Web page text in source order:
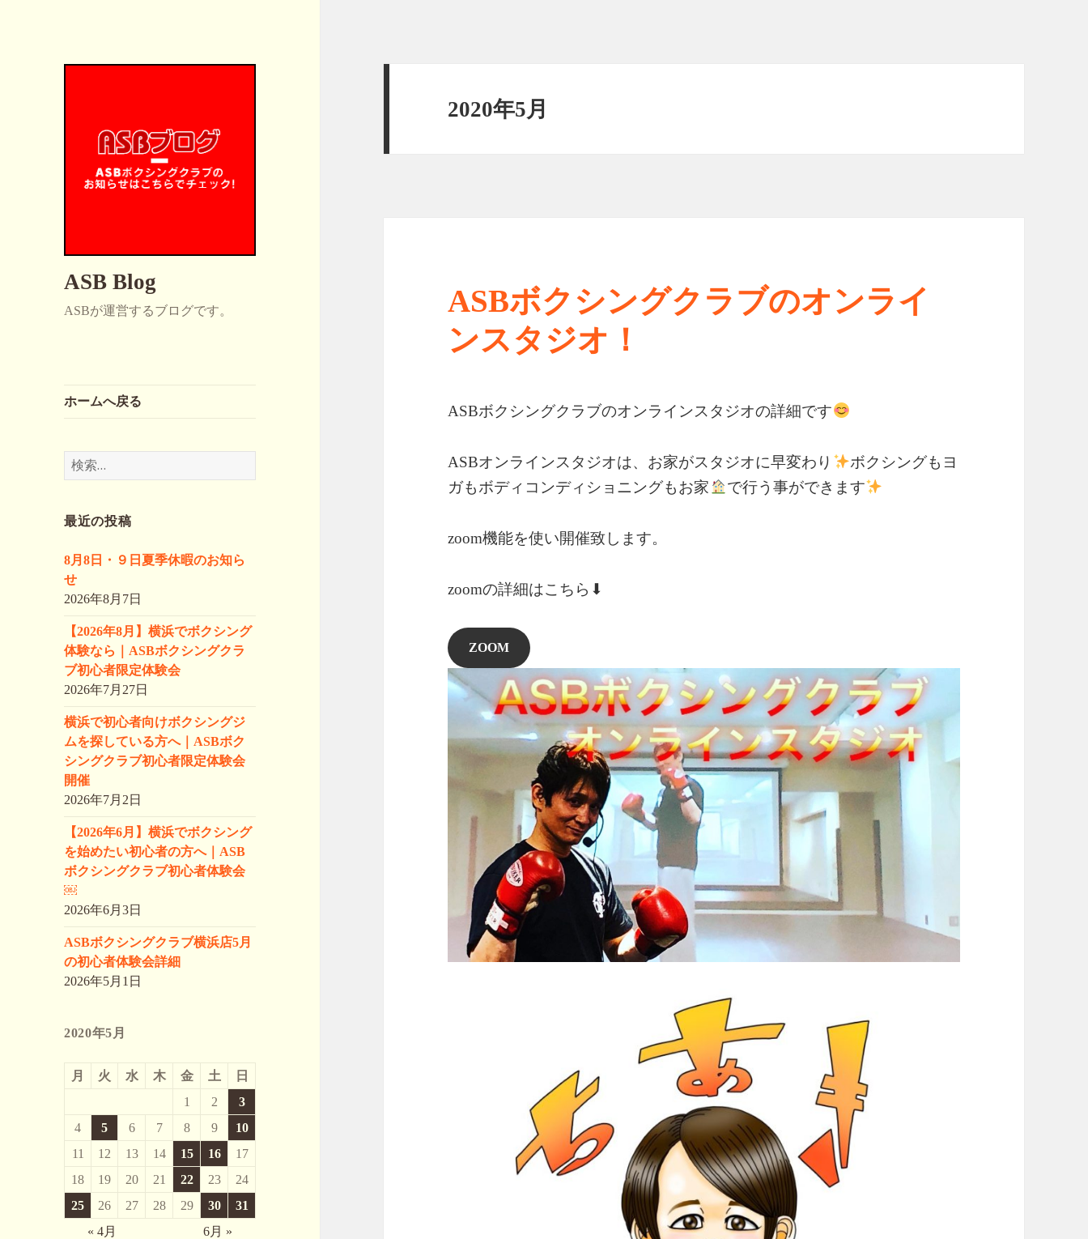
ASB Blog
ASBが運営するブログです。
ホームへ戻る
検
索:
最近の投稿
8月8日・９日夏季休暇のお知ら
せ
2026年8月7日
【2026年8月】横浜でボクシング
体験なら｜ASBボクシングクラ
ブ初心者限定体験会
2026年7月27日
横浜で初心者向けボクシングジ
ムを探している方へ｜ASBボク
シングクラブ初心者限定体験会
開催
2026年7月2日
【2026年6月】横浜でボクシング
を始めたい初心者の方へ｜ASB
ボクシングクラブ初心者体験会
￼
2026年6月3日
ASBボクシングクラブ横浜店5月
の初心者体験会詳細
2026年5月1日
2020年5月
月 火 水 木 金 土
日
1
2
3
4
5 6 7 8 9
10
11
12 13 14 15 16
17
18
19 20 21 22 23
24
25
26 27 28 29 30
31
« 4月
6月 »
2020年5月
ASBボクシングクラブのオンライ
ンスタジオ！
ASBボクシングクラブのオンラインスタジオの詳細です
ASBオンラインスタジオは、お家がスタジオに早変わり
ボクシングもヨ
ガもボディコンディショニングもお家
で行う事ができます
zoom機能を使い開催致します。
zoomの詳細はこちら⬇︎
ZOOM